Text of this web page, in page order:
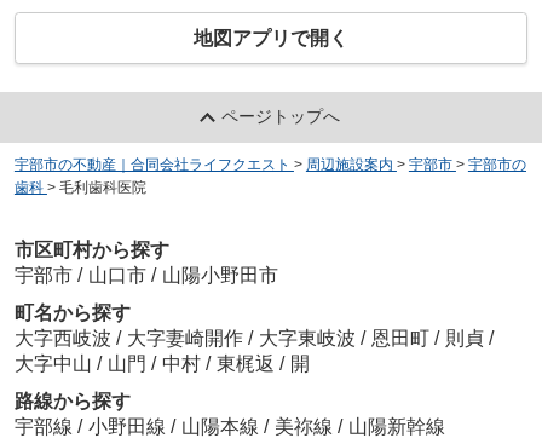
地図アプリで開く
ページトップへ
宇部市の不動産｜合同会社ライフクエスト > 周辺施設案内 > 宇部市 > 宇部市の
歯科 > 毛利歯科医院
市区町村から探す
宇部市 / 山口市 / 山陽小野田市
町名から探す
大字西岐波 / 大字妻崎開作 / 大字東岐波 / 恩田町 / 則貞 /
大字中山 / 山門 / 中村 / 東梶返 / 開
路線から探す
宇部線 / 小野田線 / 山陽本線 / 美祢線 / 山陽新幹線